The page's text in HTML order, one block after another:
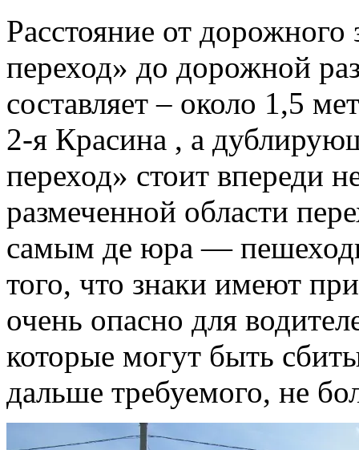
Расстояние от
переход» до дорожной
составляет – около 1,5
2-я Красина , а
переход» стоит впереди
размеченной области
самым де юра —
того, что знаки имеют
очень опасно для
которые могут быть
дальше требуемого, не